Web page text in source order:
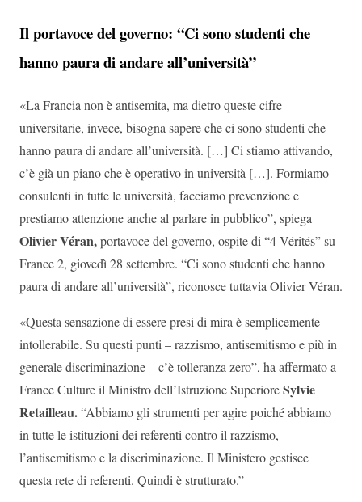
Il portavoce del governo: “Ci sono studenti che
hanno paura di andare all’università”
«La Francia non è antisemita, ma dietro queste cifre
universitarie, invece, bisogna sapere che ci sono studenti che
hanno paura di andare all’università. […] Ci stiamo attivando,
c’è già un piano che è operativo in università […]. Formiamo
consulenti in tutte le università, facciamo prevenzione e
prestiamo attenzione anche al parlare in pubblico”, spiega
Olivier Véran,portavoce del governo, ospite di “4 Vérités” su
France 2, giovedì 28 settembre. “Ci sono studenti che hanno
paura di andare all’università”, riconosce tuttavia Olivier Véran.
«Questa sensazione di essere presi di mira è semplicemente
intollerabile. Su questi punti – razzismo, antisemitismo e più in
generale discriminazione – c’è tolleranza zero”, ha affermato a
France Culture il Ministro dell’Istruzione SuperioreSylvie
Retailleau.“Abbiamo gli strumenti per agire poiché abbiamo
in tutte le istituzioni dei referenti contro il razzismo,
l’antisemitismo e la discriminazione. Il Ministero gestisce
questa rete di referenti. Quindi è strutturato.”